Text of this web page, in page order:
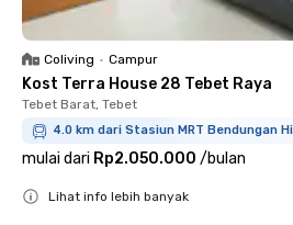
Coliving • Campur
Kost Terra House 28 Tebet Raya
Tebet Barat, Tebet
4.0 km dari Stasiun MRT Bendungan
mulai dari Rp2.050.000 /bulan
Lihat info lebih banyak